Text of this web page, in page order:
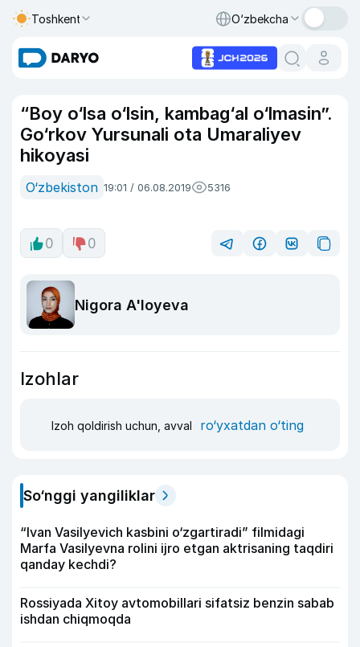
Toshkent O‘zbekcha
“Boy o‘lsa o‘lsin, kambag‘al o‘lmasin”.
Go‘rkov Yursunali ota Umaraliyev
hikoyasi
O‘zbekiston 19:01 / 06.08.2019 5316
0 0
Nigora A'loyeva
Izohlar
Izoh qoldirish uchun, avval ro‘yxatdan o‘ting
So‘nggi yangiliklar
“Ivan Vasilyevich kasbini o‘zgartiradi” filmidagi
Marfa Vasilyevna rolini ijro etgan aktrisaning taqdiri
qanday kechdi?
Rossiyada Xitoy avtomobillari sifatsiz benzin sabab
ishdan chiqmoqda